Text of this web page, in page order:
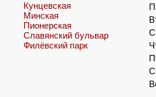
Кунцевская
Минская
Пионерская
Славянский бульвар
Филёвский парк